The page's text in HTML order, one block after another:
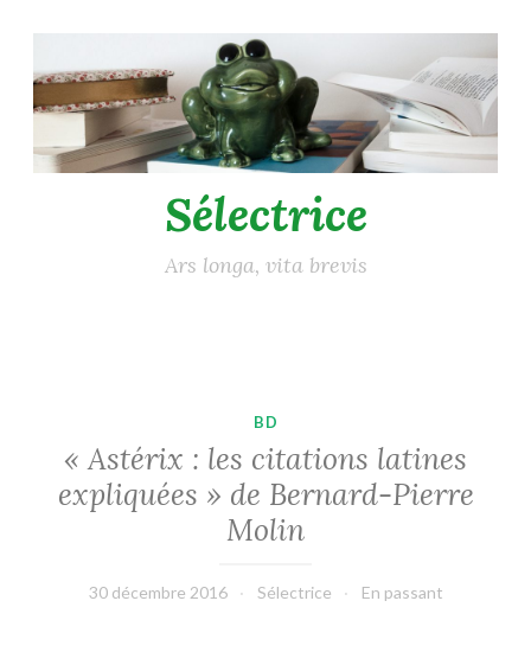
au
contenu
principal
Sélectrice
Ars longa, vita brevis
BD
« Astérix : les citations latines
expliquées » de Bernard-Pierre
Molin
30 décembre 2016 Sélectrice En passant